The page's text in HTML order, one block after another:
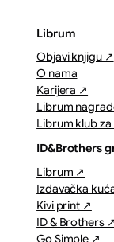
Librum
Objavi knjigu ↗
O nama
Karijera ↗
Librum
Librum klub
ID&Brothers
Librum ↗
Izdavačka
Kivi print ↗
ID & Brothers ↗
Go Simple ↗